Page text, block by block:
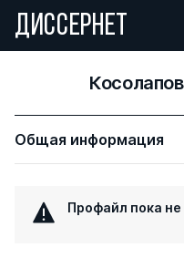
ДИССЕРНЕТ
Общая информация
Профайл пока не